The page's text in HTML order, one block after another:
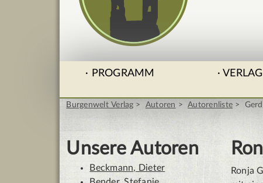
PROGRAMM VERLAG
Burgenwelt Verlag Autoren Autorenliste
Unsere Autoren
Beckmann, Dieter
Ronja